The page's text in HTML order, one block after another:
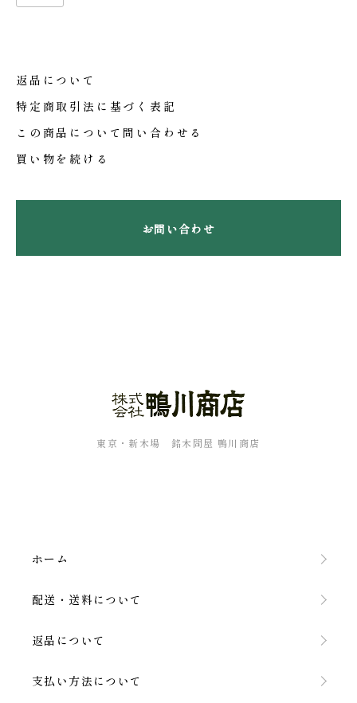
返品について
特定商取引法に基づく表記
この商品について問い合わせる
買い物を続ける
お問い合わせ
東京・新木場 銘木問屋 鴨川商店
ホーム
配送・送料について
返品について
支払い方法について